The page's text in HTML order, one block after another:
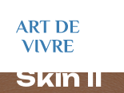
Skin II